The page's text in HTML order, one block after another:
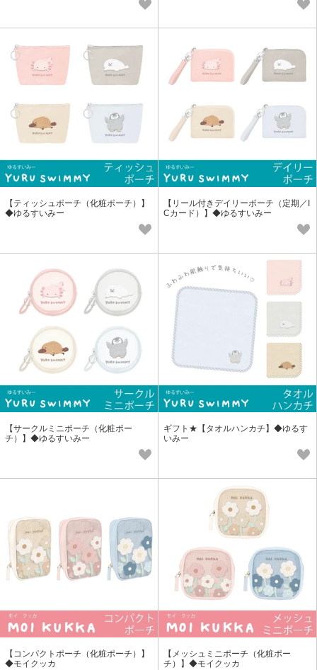
【ティッシュポーチ（化粧ポーチ）】
◆ゆるすいみー
【リール付きデイリーポーチ（定期／I
Cカード）】◆ゆるすいみー
【サークルミニポーチ（化粧ポー
チ）】◆ゆるすいみー
ギフト★【タオルハンカチ】◆ゆるす
いみー
【コンパクトポーチ（化粧ポーチ）】
◆モイクッカ
【メッシュミニポーチ（化粧ポー
チ）】◆モイクッカ